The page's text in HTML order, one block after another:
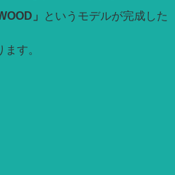
」
というモデルが完成した
す。